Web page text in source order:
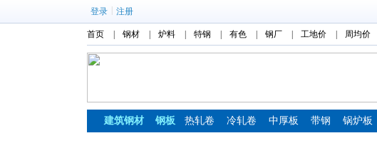
登录 注册
首页 钢材 炉料 特钢 有色 钢厂 工地价 周均价
建筑钢材 钢板 热轧卷 冷轧卷 中厚板 带钢 锅炉板